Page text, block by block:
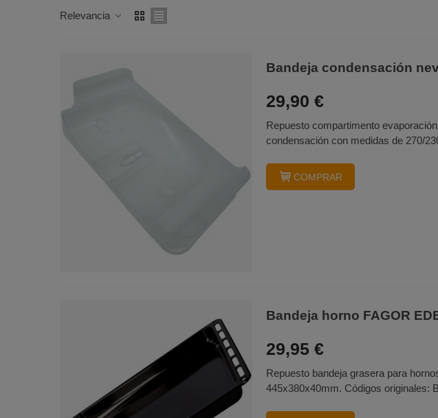
Relevancia
Bandeja condensación
29,90 €
Repuesto compartimento
condensación con medidas de 270/
COMPRAR
Bandeja horno FAGOR
29,95 €
Repuesto bandeja grasera para
445x380x40mm. Códigos originales: